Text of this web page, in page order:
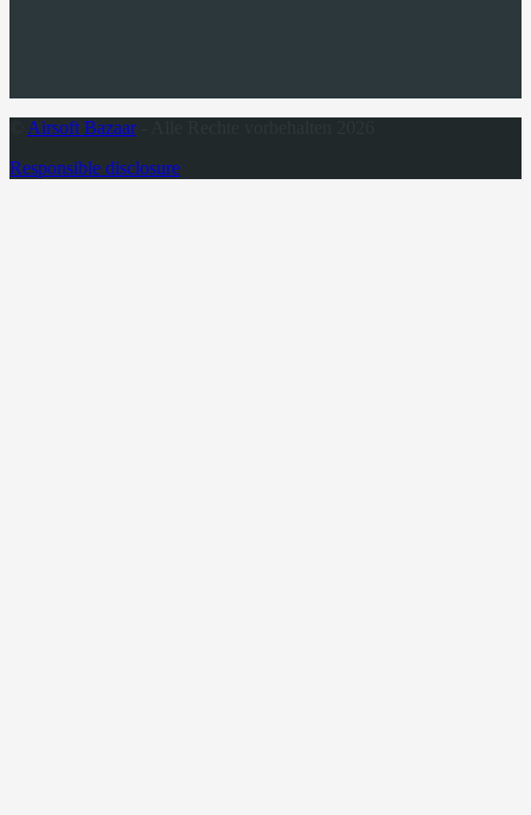
Airsoft Bazaar- Alle Rechte vorbehalten 2026
Responsible disclosure